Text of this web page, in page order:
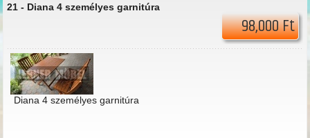
21 - Diana 4 személyes garnitúra
98,000 Ft
Diana 4 személyes garnitúra